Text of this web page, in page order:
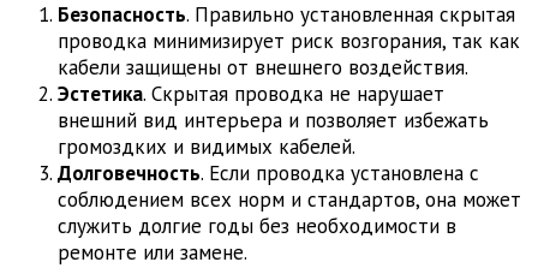
Безопасность. Правильно установленная скрытая
проводка минимизирует риск возгорания, так как
кабели защищены от внешнего воздействия.
Эстетика. Скрытая проводка не нарушает
внешний вид интерьера и позволяет избежать
громоздких и видимых кабелей.
Долговечность. Если проводка установлена с
соблюдением всех норм и стандартов, она может
служить долгие годы без необходимости в
ремонте или замене.